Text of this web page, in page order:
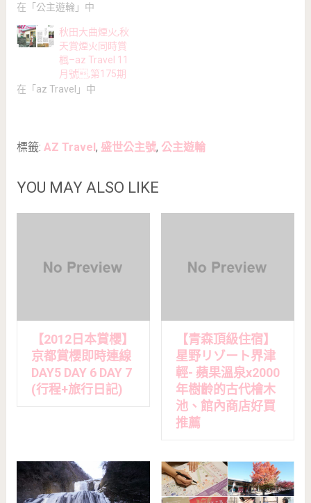
在「公主遊輪」中
秋田大曲煙火,秋
天賞煙火同時賞
楓–az Travel 11
月號,第175期
在「az Travel」中
標籤: AZ Travel, 盛世公主號, 公主遊輪
YOU MAY ALSO LIKE
【2012日本賞櫻】
京都賞櫻即時連線
DAY5 DAY 6 DAY 7
(行程+旅行日記)
【青森頂級住宿】
星野リゾート界津
輕- 蘋果溫泉x2000
年樹齡的古代檜木
池、館內商店好買
推薦